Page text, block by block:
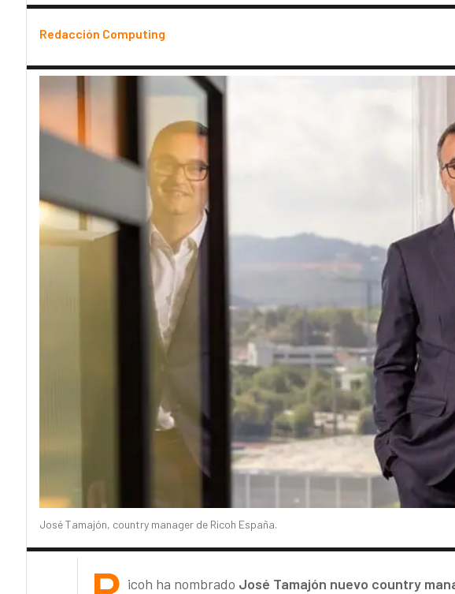
Redacción Computing
José Tamajón, country manager de Ricoh España.
icoh ha nombrado José Tamajón nuevo country